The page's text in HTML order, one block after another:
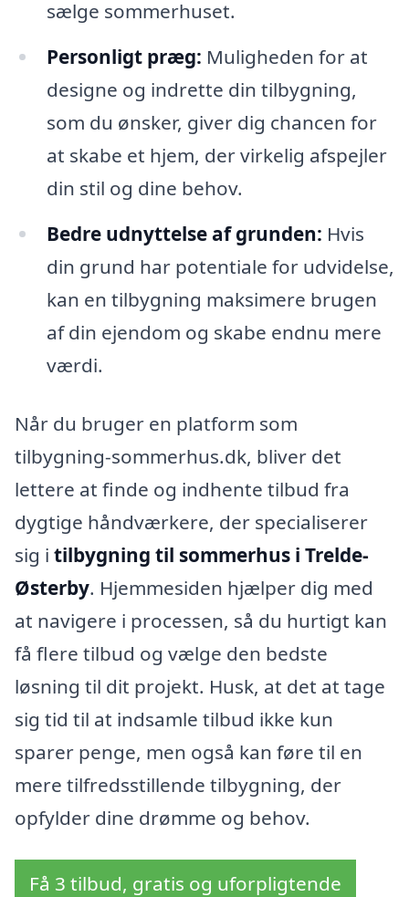
sælge sommerhuset.
Personligt præg: Muligheden for at
designe og indrette din tilbygning,
som du ønsker, giver dig chancen for
at skabe et hjem, der virkelig afspejler
din stil og dine behov.
Bedre udnyttelse af grunden: Hvis
din grund har potentiale for udvidelse,
kan en tilbygning maksimere brugen
af din ejendom og skabe endnu mere
værdi.
Når du bruger en platform som
tilbygning-sommerhus.dk, bliver det
lettere at finde og indhente tilbud fra
dygtige håndværkere, der specialiserer
sig i tilbygning til sommerhus i Trelde-
Østerby. Hjemmesiden hjælper dig med
at navigere i processen, så du hurtigt kan
få flere tilbud og vælge den bedste
løsning til dit projekt. Husk, at det at tage
sig tid til at indsamle tilbud ikke kun
sparer penge, men også kan føre til en
mere tilfredsstillende tilbygning, der
opfylder dine drømme og behov.
Få 3 tilbud, gratis og uforpligtende